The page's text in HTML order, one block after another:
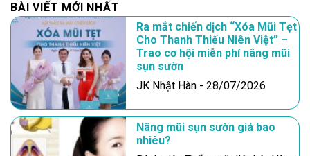
BÀI VIẾT MỚI NHẤT
Ra mắt chiến dịch “Xóa Mũi Tẹt
Cho Thanh Thiếu Niên Việt” –
Trao cơ hội miễn phí nâng mũi
sụn sườn
JK Nhật Hàn - 28/07/2026
Nâng mũi sụn sườn giá bao
nhiêu?